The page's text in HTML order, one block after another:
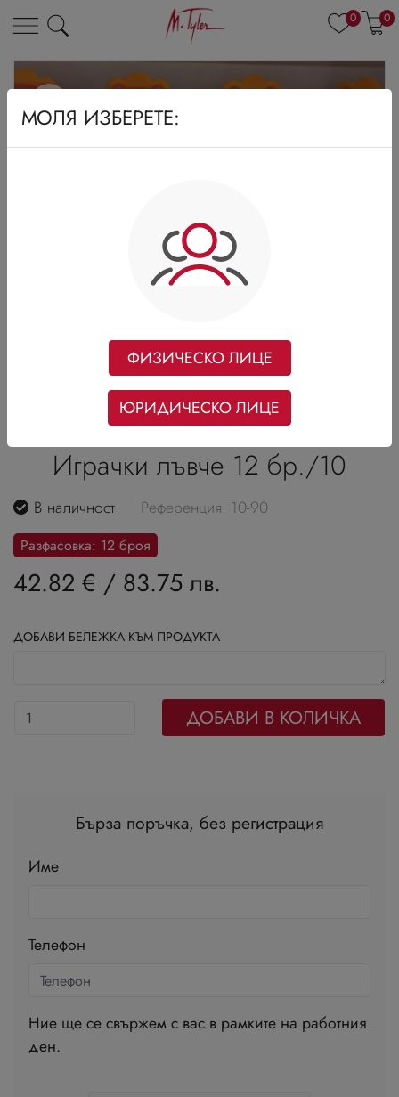
0 0
Играчки лъвче 12 бр./10
В наличност Референция: 10-90
Разфасовка: 12 броя
42.82 € / 83.75 лв.
ДОБАВИ БЕЛЕЖКА КЪМ ПРОДУКТА
ДОБАВИ В КОЛИЧКА
Бърза поръчка, без регистрация
Име
Телефон
Ние ще се свържем с вас в рамките на работния
ден.
МОЛЯ ИЗБЕРЕТЕ:
ФИЗИЧЕСКО ЛИЦЕ
ЮРИДИЧЕСКО ЛИЦЕ